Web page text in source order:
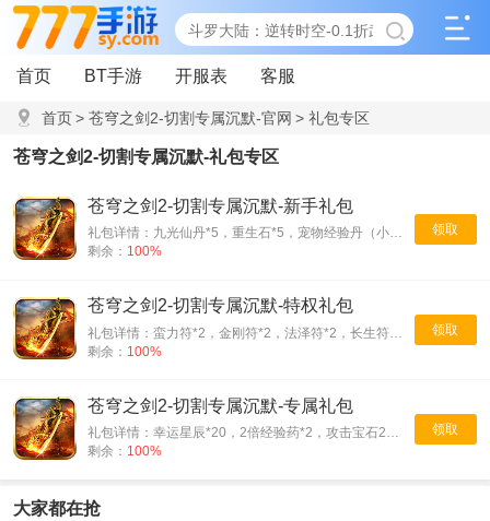
首页 BT手游 开服表 客服
首页> 苍穹之剑2-切割专属沉默-官网 > 礼包专区
苍穹之剑2-切割专属沉默-礼包专区
领取
苍穹之剑2-切割专属沉默-新手礼包
礼包详情：九光仙丹*5，重生石*5，宠物经验丹（小）*10，宠物技能书残页*5
剩余： 100%
领取
苍穹之剑2-切割专属沉默-特权礼包
剩余： 100%
领取
苍穹之剑2-切割专属沉默-专属礼包
礼包详情：幸运星辰*20，2倍经验药*2，攻击宝石2级*1，生命宝石2级*1，物防宝石2级*1，法防宝石2级*1
剩余： 100%
大家都在抢天之命-爆爽红颜0.05折-会员礼包